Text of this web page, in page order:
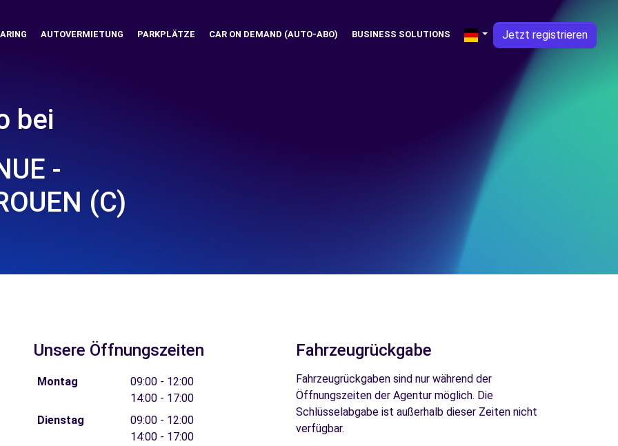
AUTOVERMIETUNG PARKPLÄTZE CAR ON DEMAND (AUTO-ABO) BUSINESS SOLUTIONS Jetzt registrieren
bei
-
(C)
Unsere Öffnungszeiten
Montag
09:00 - 12:00
14:00 - 17:00
Dienstag
09:00 - 12:00
14:00 - 17:00
Fahrzeugrückgabe
Fahrzeugrückgaben sind nur während der
Öffnungszeiten der Agentur möglich. Die
Schlüsselabgabe ist außerhalb dieser Zeiten nicht
verfügbar.